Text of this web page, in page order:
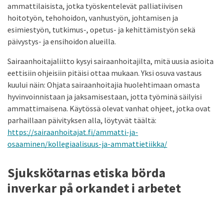
ammattilaisista, jotka työskentelevät palliatiivisen
hoitotyön, tehohoidon, vanhustyön, johtamisen ja
esimiestyön, tutkimus-, opetus- ja kehittämistyön sekä
päivystys- ja ensihoidon alueilla.
Sairaanhoitajaliitto kysyi sairaanhoitajilta, mitä uusia asioita
eettisiin ohjeisiin pitäisi ottaa mukaan. Yksi osuva vastaus
kuului näin: Ohjata sairaanhoitajia huolehtimaan omasta
hyvinvoinnistaan ja jaksamisestaan, jotta työminä säilyisi
ammattimaisena. Käytössä olevat vanhat ohjeet, jotka ovat
parhaillaan päivityksen alla, löytyvät täältä:
https://sairaanhoitajat.fi/ammatti-ja-
osaaminen/kollegiaalisuus-ja-ammattietiikka/
Sjukskötarnas etiska börda
inverkar på orkandet i arbetet